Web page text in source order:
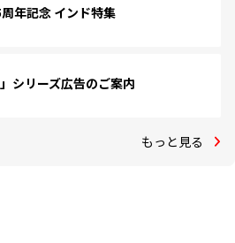
年記念 インド特集
シリーズ広告のご案内
もっと見る